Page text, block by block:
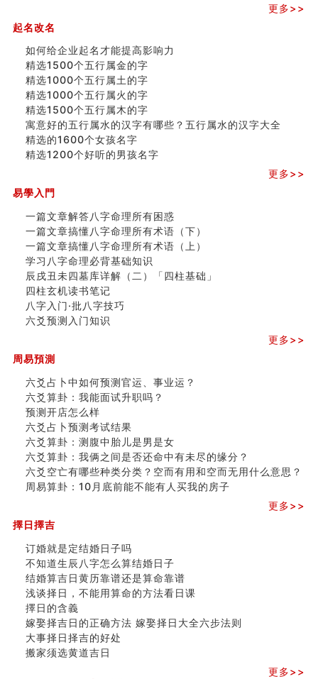
風水辟邪大全
六爻空亡有哪些种类分类？空而有用和空而无用什么意
更多>>
起名改名
如何给企业起名才能提高影响力
精选1500个五行属金的字
精选1000个五行属土的字
精选1000个五行属火的字
精选1500个五行属木的字
寓意好的五行属水的汉字有哪些？五行属水的汉字大全
精选的1600个女孩名字
精选1200个好听的男孩名字
更多>>
易學入門
一篇文章解答八字命理所有困惑
一篇文章搞懂八字命理所有术语（下）
一篇文章搞懂八字命理所有术语（上）
学习八字命理必背基础知识
辰戌丑未四墓库详解（二）「四柱基础」
四柱玄机读书笔记
八字入门·批八字技巧
六爻预测入门知识
更多>>
周易預測
六爻占卜中如何预测官运、事业运？
六爻算卦：我能面试升职吗？
预测开店怎么样
六爻占卜预测考试结果
六爻算卦：测腹中胎儿是男是女
六爻算卦：我俩之间是否还命中有未尽的缘分？
六爻空亡有哪些种类分类？空而有用和空而无用什么意思？
周易算卦：10月底前能不能有人买我的房子
更多>>
擇日擇吉
订婚就是定结婚日子吗
不知道生辰八字怎么算结婚日子
结婚算吉日黄历靠谱还是算命靠谱
浅谈择日，不能用算命的方法看日课
擇日的含義
嫁娶择吉日的正确方法 嫁娶择日大全六步法则
大事择日择吉的好处
搬家须选黄道吉日
更多>>